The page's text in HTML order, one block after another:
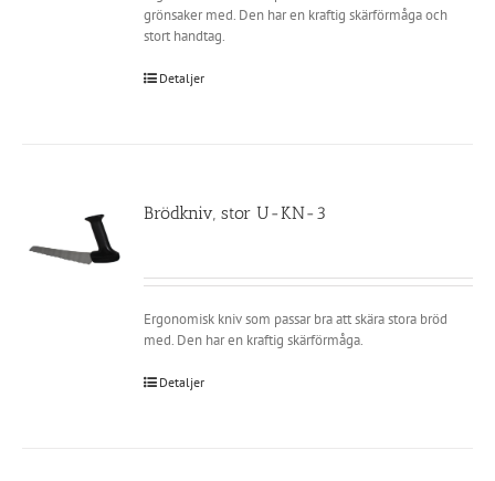
grönsaker med. Den har en kraftig skärförmåga och
stort handtag.
Detaljer
Brödkniv, stor U-KN-3
Ergonomisk kniv som passar bra att skära stora bröd
med. Den har en kraftig skärförmåga.
Detaljer